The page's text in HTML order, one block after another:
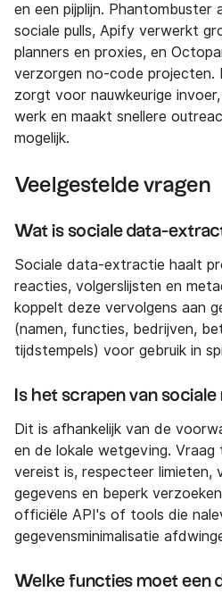
en een pijplijn. Phantombuster
sociale pulls, Apify verwerkt
planners en proxies, en
verzorgen no-code projecten.
zorgt voor nauwkeurige
werk en maakt snellere
mogelijk.
Veelgestelde vragen
Wat is sociale data-
Sociale data-extractie haalt
reacties, volgerslijsten en
koppelt deze vervolgens aan
(namen, functies, bedrijven,
tijdstempels) voor gebruik in
Is het scrapen van
Dit is afhankelijk van de
en de lokale wetgeving.
vereist is, respecteer limieten,
gegevens en beperk
officiële API's of tools die
gegevensminimalisatie
Welke functies moet een